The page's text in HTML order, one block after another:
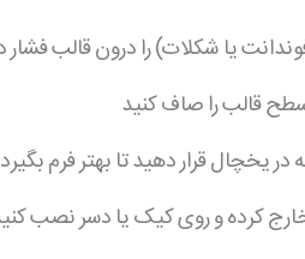
یا شکلات) را درون قالب فشار
سطح قالب را صاف کنید
در یخچال قرار دهید تا بهتر فرم بگیرد
خارج کرده و روی کیک یا دسر نصب